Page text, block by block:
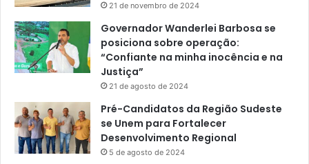
21 de novembro de 2024
Governador Wanderlei Barbosa se
posiciona sobre operação:
“Confiante na minha inocência e na
Justiça”
21 de agosto de 2024
Pré-Candidatos da Região Sudeste
se Unem para Fortalecer
Desenvolvimento Regional
5 de agosto de 2024